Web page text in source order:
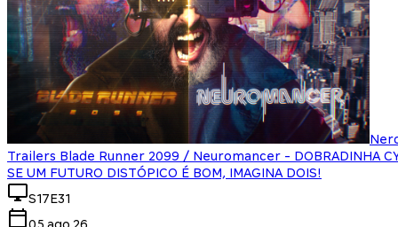
Trailers Blade Runner 2099 / Neuromancer - DOBRADINHA
SE UM FUTURO DISTÓPICO É BOM, IMAGINA DOIS!
S17E31
05.ago.26